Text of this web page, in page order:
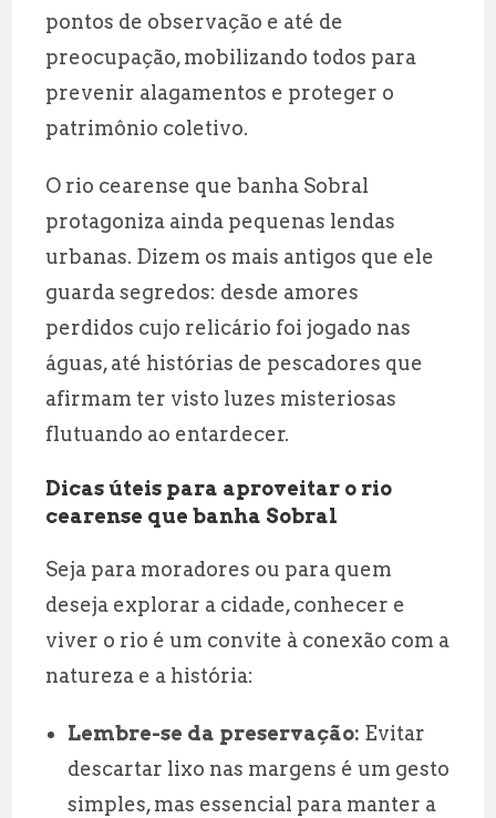
pontos de observação e até de
preocupação, mobilizando todos para
prevenir alagamentos e proteger o
patrimônio coletivo.
O rio cearense que banha Sobral
protagoniza ainda pequenas lendas
urbanas. Dizem os mais antigos que ele
guarda segredos: desde amores
perdidos cujo relicário foi jogado nas
águas, até histórias de pescadores que
afirmam ter visto luzes misteriosas
flutuando ao entardecer.
Dicas úteis para aproveitar o rio
cearense que banha Sobral
Seja para moradores ou para quem
deseja explorar a cidade, conhecer e
viver o rio é um convite à conexão com a
natureza e a história:
Lembre-se da preservação: Evitar
descartar lixo nas margens é um gesto
simples, mas essencial para manter a